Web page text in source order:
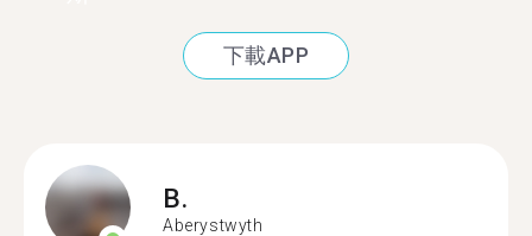
下載APP
B.
Aberystwyth